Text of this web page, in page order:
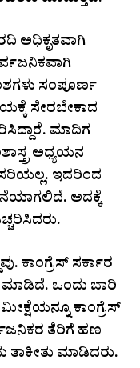
ಅಧಿಕೃತವಾಗಿ
ಸಂಪೂರ್ಣ
ಸೇರಬೇಕಾದ
ಮಾದಿಗ
ಅಧ್ಯಯನ
ಇದರಿಂದ
ಅದಕ್ಕೆ
ಕಾಂಗ್ರೆಸ್ ಸರ್ಕಾರ
ಒಂದು ಬಾರಿ
ಕಾಂಗ್ರೆಸ್
ತೆರಿಗೆ ಹಣ
ಮಾಡಿದರು.